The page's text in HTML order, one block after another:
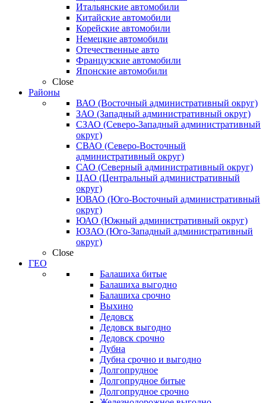
Итальянские автомобили
Китайские автомобили
Корейские автомобили
Немецкие автомобили
Отечественные авто
Французские автомобили
Японские автомобили
Close
Районы
ВАО (Восточный административный округ)
ЗАО (Западный административный округ)
СЗАО (Северо-Западный административный
округ)
СВАО (Северо-Восточный
административный округ)
САО (Северный административный округ)
ЦАО (Центральный административный
округ)
ЮВАО (Юго-Восточный административный
округ)
ЮАО (Южный административный округ)
ЮЗАО (Юго-Западный административный
округ)
Close
ГЕО
Балашиха битые
Балашиха выгодно
Балашиха срочно
Выхино
Дедовск
Дедовск выгодно
Дедовск срочно
Дубна
Дубна срочно и выгодно
Долгопрудное
Долгопрудное битые
Долгопрудное срочно